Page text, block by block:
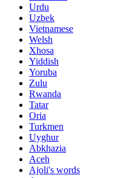
Urdu
Uzbek
Vietnamese
Welsh
Xhosa
Yiddish
Yoruba
Zulu
Rwanda
Tatar
Oria
Turkmen
Uyghur
Abkhazia
Aceh
Ajoli's words